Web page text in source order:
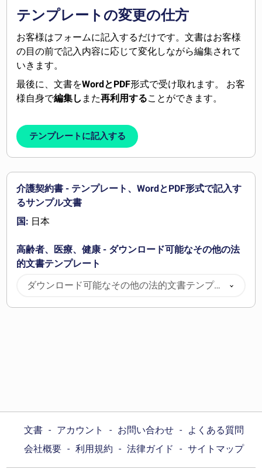
テンプレートの変更の仕方
お客様はフォームに記入するだけです。文書はお客様
の目の前で記入内容に応じて変化しながら編集されて
いきます。
最後に、文書をWordとPDF形式で受け取れます。 お客
様自身で編集し また再利用することができます。
テンプレートに記入する
介護契約書 - テンプレート、WordとPDF形式で記入す
るサンプル文書
国: 日本
高齢者、医療、健康 - ダウンロード可能なその他の法
的文書テンプレート
ダウンロード可能なその他の法的文書テンプレ
ート
文書 アカウント お問い合わせ
よくある質問
会社概要
利用規約 法律ガイド サイトマップ